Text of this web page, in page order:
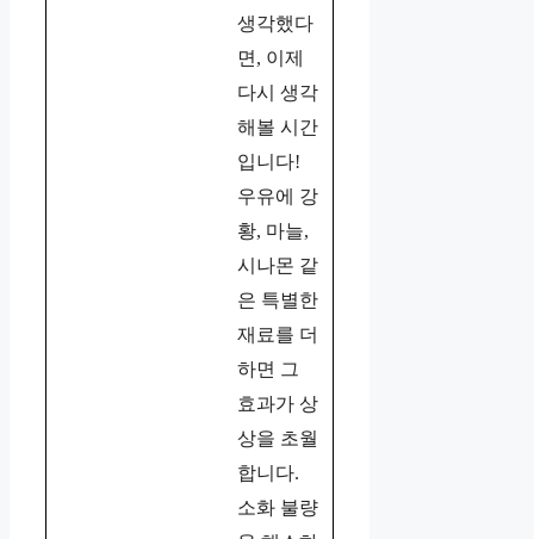
생각했다
면, 이제
다시 생각
해볼 시간
입니다!
우유에 강
황, 마늘,
시나몬 같
은 특별한
재료를 더
하면 그
효과가 상
상을 초월
합니다.
소화 불량